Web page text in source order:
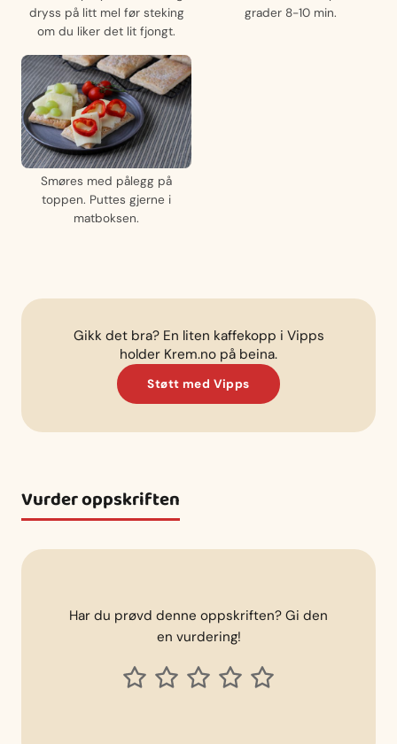
dryss på litt mel før steking
om du liker det lit fjongt.
grader 8-10 min.
Smøres med pålegg på
toppen. Puttes gjerne i
matboksen.
Gikk det bra? En liten kaffekopp i Vipps
holder Krem.no på beina.
Støtt med Vipps
Vurder oppskriften
Har du prøvd denne oppskriften? Gi den
en vurdering!